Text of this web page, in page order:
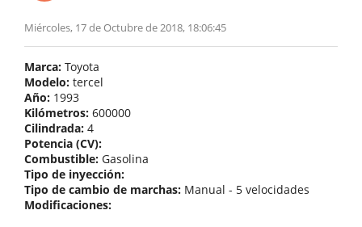
Miércoles, 17 de Octubre de 2018, 18:06:45
Marca: Toyota
Modelo: tercel
Año: 1993
Kilómetros: 600000
Cilindrada: 4
Potencia (CV):
Combustible: Gasolina
Tipo de inyección:
Tipo de cambio de marchas: Manual - 5 velocidades
Modificaciones: